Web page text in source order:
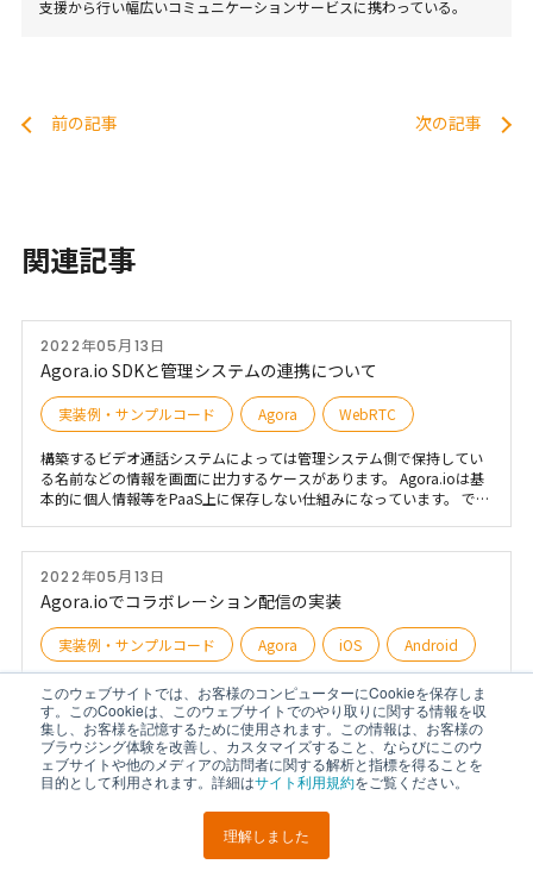
このウェブサイトでは、お客様のコンピューターにCookieを保存しま
す。このCookieは、このウェブサイトでのやり取りに関する情報を収
集し、お客様を記憶するために使用されます。この情報は、お客様の
ブラウジング体験を改善し、カスタマイズすること、ならびにこのウ
ェブサイトや他のメディアの訪問者に関する解析と指標を得ることを
目的として利用されます。詳細はサイト利用規約をご覧ください。
理解しました
シェア
LINEで
送る
支援から行い幅広いコミュニケーションサービスに携わっている。
前の記事 次の記事
関連記事
2022年05月13日
Agora.io SDKと管理システムの連携について
実装例・サンプルコード Agora WebRTC
構築するビデオ通話システムによっては管理システム側で保持してい
る名前などの情報を画面に出力するケースがあります。 Agora.ioは基
本的に個人情報等をPaaS上に保存しない仕組みになっています。 で
2022年05月13日
Agora.ioでコラボレーション配信の実装
実装例・サンプルコード Agora iOS Android
instagram等でコラボ配信（複数拠点からの配信）をよくみかけるよう
になりました。 Agora.ioのSDKを用いたコラボ配信については実績が
多数あります。
Agora.io Chromeで画面（アプリケーション）共有